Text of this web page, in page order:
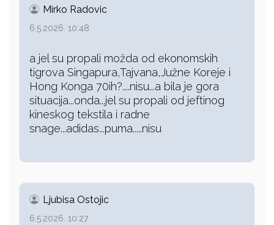
Mirko Radovic
6.5.2026. 10:48
a jel su propali možda od ekonomskih
tigrova Singapura,Tajvana,Južne Koreje i
Hong Konga 70ih?....nisu...a bila je gora
situacija...onda...jel su propali od jeftinog
kineskog tekstila i radne
snage...adidas...puma.....nisu
Ljubisa Ostojic
6.5.2026. 10:27